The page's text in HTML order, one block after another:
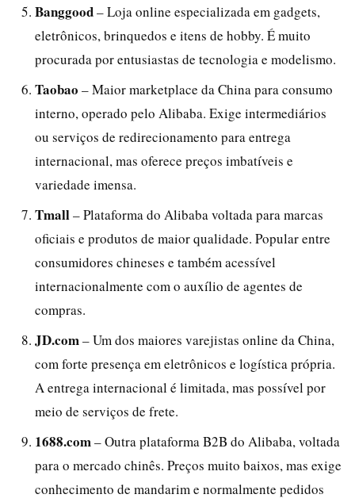
Banggood– Loja online especializada em gadgets,
eletrônicos, brinquedos e itens de hobby. É muito
procurada por entusiastas de tecnologia e modelismo.
Taobao – Maior marketplace da China para consumo
interno, operado pelo Alibaba. Exige intermediários
ou serviços de redirecionamento para entrega
internacional, mas oferece preços imbatíveis e
variedade imensa.
Tmall– Plataforma do Alibaba voltada para marcas
oficiais e produtos de maior qualidade. Popular entre
consumidores chineses e também acessível
internacionalmente com o auxílio de agentes de
compras.
JD.com– Um dos maiores varejistas online da China,
com forte presença em eletrônicos e logística própria.
A entrega internacional é limitada, mas possível por
meio de serviços de frete.
1688.com– Outra plataforma B2B do Alibaba, voltada
para o mercado chinês. Preços muito baixos, mas exige
conhecimento de mandarim e normalmente pedidos